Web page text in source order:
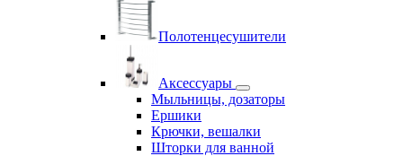
Полотенцесушители
Аксессуары
Мыльницы, дозаторы
Ершики
Крючки, вешалки
Шторки для ванной